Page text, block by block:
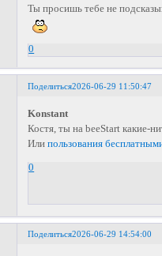
Ты просишь тебе не
0
Поделиться2026-06-29 11:50:47
Konstant
Костя, ты на beeStart какие-
Илипользования
0
Поделиться2026-06-29 14:54:00